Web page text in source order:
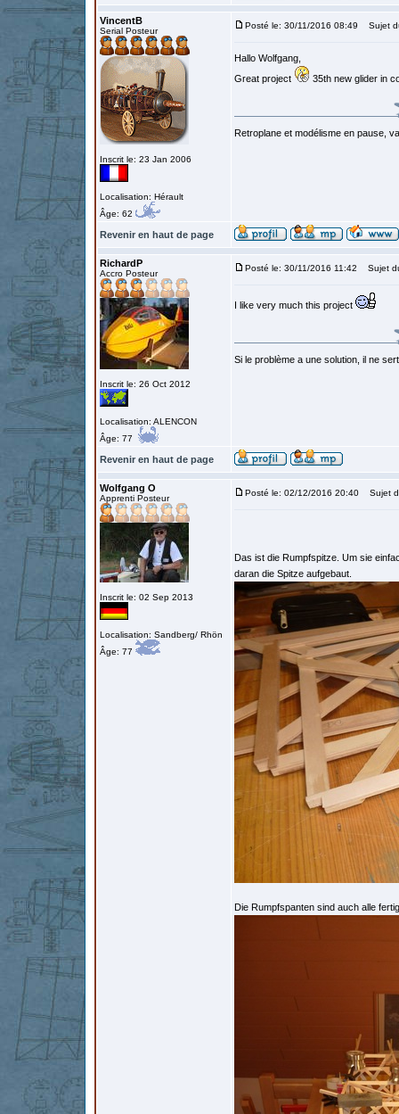
VincentB
Serial Posteur
Inscrit le: 23 Jan 2006
Localisation: Hérault
Âge: 62
Posté le: 30/11/2016 08:49 Sujet
Hallo Wolfgang,
Great project
35th new glider in
Retroplane et modélisme en pause,
Revenir en haut de page
RichardP
Accro Posteur
Inscrit le: 26 Oct 2012
Localisation: ALENCON
Âge: 77
Posté le: 30/11/2016 11:42 Sujet
I like very much this project
Si le problème a une solution, il ne
Revenir en haut de page
Wolfgang O
Apprenti Posteur
Inscrit le: 02 Sep 2013
Localisation: Sandberg/ Rhön
Âge: 77
Posté le: 02/12/2016 20:40 Sujet
Das ist die Rumpfspitze. Um sie
daran die Spitze aufgebaut.
Die Rumpfspanten sind auch alle